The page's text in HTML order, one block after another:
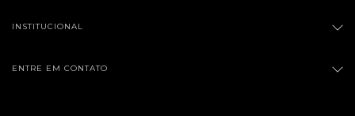
INSTITUCIONAL
ENTRE EM CONTATO